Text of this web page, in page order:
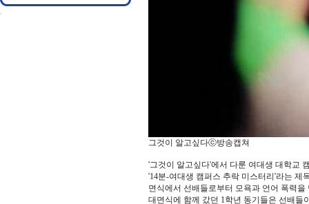
그것이 알고싶다ⓒ방송캡쳐
'그것이 알고싶다'에서 다룬 여대생 대학교
'14분-여대생 캠퍼스 추락 미스터리'라는 제
면식에서 선배들로부터 모욕과 언어 폭력
대면식에 함께 갔던 1학년 동기들은 선배